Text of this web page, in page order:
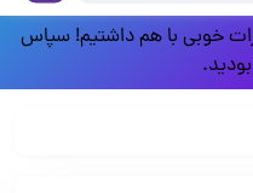
خوبی با هم داشتیم! سپاس